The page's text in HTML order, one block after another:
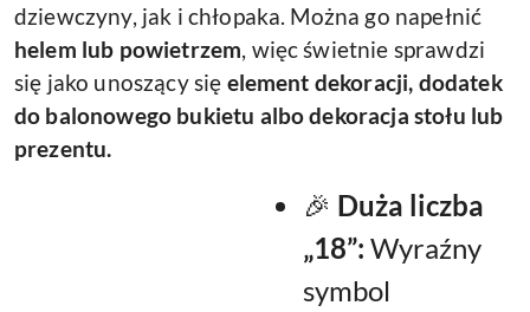
dziewczyny, jak i chłopaka. Można go napełnić
helem lub powietrzem, więc świetnie sprawdzi
się jako unoszący się element dekoracji, dodatek
do balonowego bukietu albo dekoracja stołu lub
prezentu.
🎉 Duża liczba
„18”: Wyraźny
symbol